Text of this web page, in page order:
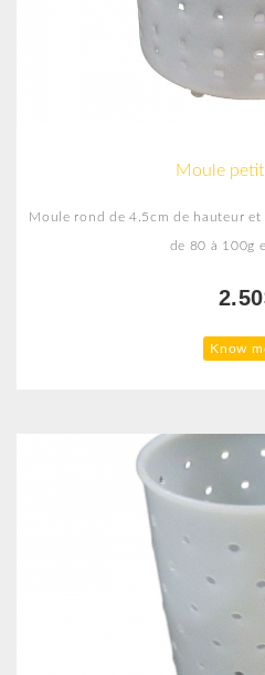
Moule
Moule rond de 4.5cm de hauteur
de 80 à 100g
Know